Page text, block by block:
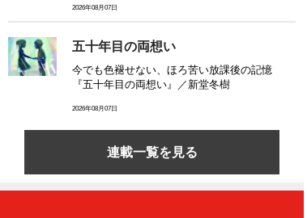
2026年08月07日
五十年目の両想い
今でも色褪せない、ほろ苦い放課後の記憶
『五十年目の両想い』／新堂冬樹
2026年08月07日
連載一覧を見る